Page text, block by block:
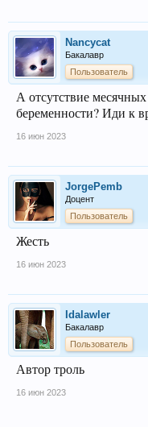
Nancycat
Бакалавр
Пользователь
А отсутствие
беременности? Иди к
16 июн 2023
JorgePemb
Доцент
Пользователь
Жесть
16 июн 2023
Idalawler
Бакалавр
Пользователь
Автор троль
16 июн 2023